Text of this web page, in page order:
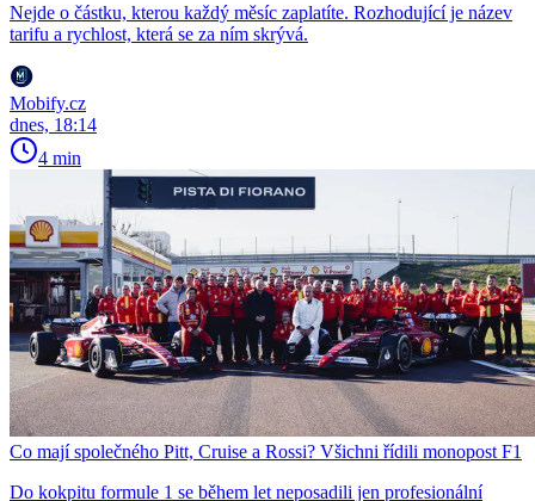
Nejde o částku, kterou každý měsíc zaplatíte. Rozhodující je název
tarifu a rychlost, která se za ním skrývá.
Mobify.cz
dnes, 18:14
4 min
Co mají společného Pitt, Cruise a Rossi? Všichni řídili monopost F1
Do kokpitu formule 1 se během let neposadili jen profesionální